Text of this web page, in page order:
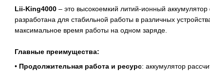
Lii-King4000 – это высокоемкий литий-ионный
разработана для стабильной работы в различных
максимальное время работы на одном заряде.
Главные преимущества:
• Продолжительная работа и ресурс: аккумулятор